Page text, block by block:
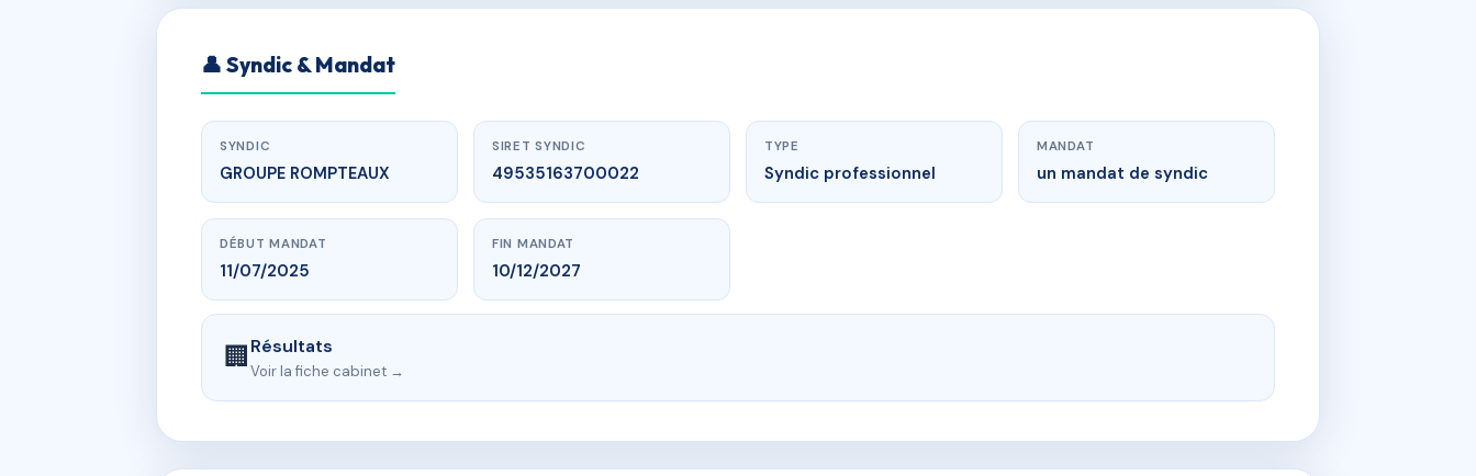
👤 Syndic & Mandat
SYNDIC
GROUPE ROMPTEAUX
SIRET SYNDIC
49535163700022
TYPE
Syndic professionnel
MANDAT
un mandat de syndic
DÉBUT MANDAT
11/07/2025
FIN MANDAT
10/12/2027
🏢Résultats
Voir la fiche cabinet →